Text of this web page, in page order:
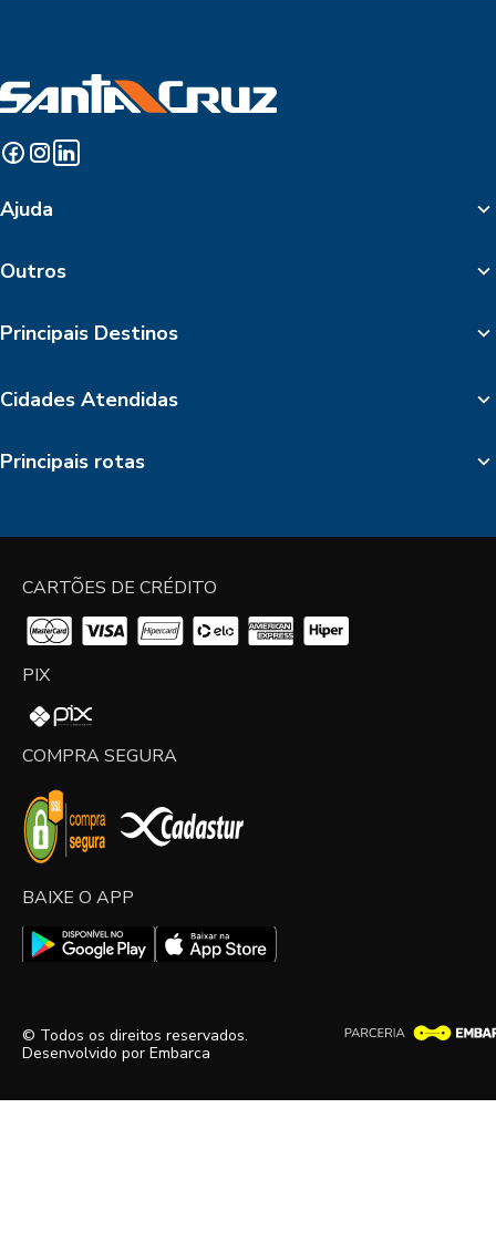
Ajuda
Outros
Principais Destinos
Cidades Atendidas
Principais rotas
CARTÕES DE CRÉDITO
PIX
COMPRA SEGURA
BAIXE O APP
© Todos os direitos reservados.
Desenvolvido por Embarca